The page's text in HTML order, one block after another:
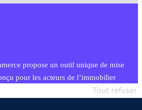
propose un outil unique de mise
pour les acteurs de l’immobilier
territoriales, simple et intégrant
Tout refuser